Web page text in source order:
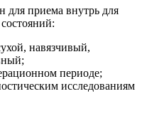
для приема внутрь для
навязчивый,
периоде;
исследованиям